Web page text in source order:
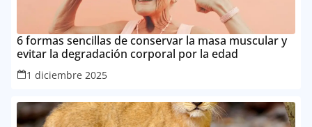
6 formas sencillas de conservar la masa muscular y
evitar la degradación corporal por la edad
1 diciembre 2025